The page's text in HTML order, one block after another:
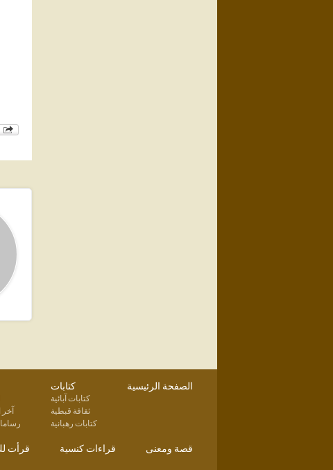
الصفحة الرئيسية كتابات
كتابات آبائية
ثقافة قبطية
كتابات رهبانية
آخر
قصة ومعنى قراءات كنسية قرأت